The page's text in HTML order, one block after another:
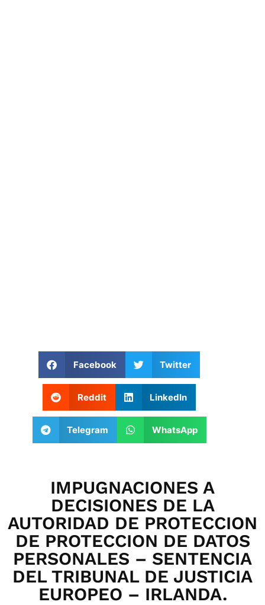
Facebook Twitter
Reddit LinkedIn
Telegram WhatsApp
IMPUGNACIONES A
DECISIONES DE LA
AUTORIDAD DE PROTECCION
DE PROTECCION DE DATOS
PERSONALES – SENTENCIA
DEL TRIBUNAL DE JUSTICIA
EUROPEO – IRLANDA.